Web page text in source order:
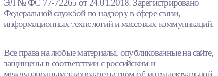
ЭЛ № ФС 77-72266 от 24.01.2018. Зарегистрировано
Федеральной службой по надзору в сфере связи,
информационных технологий и массовых коммуникаций.
Все права на любые материалы, опубликованные на сайте,
защищены в соответствии с российским и
международным законодательством об интеллектуальной